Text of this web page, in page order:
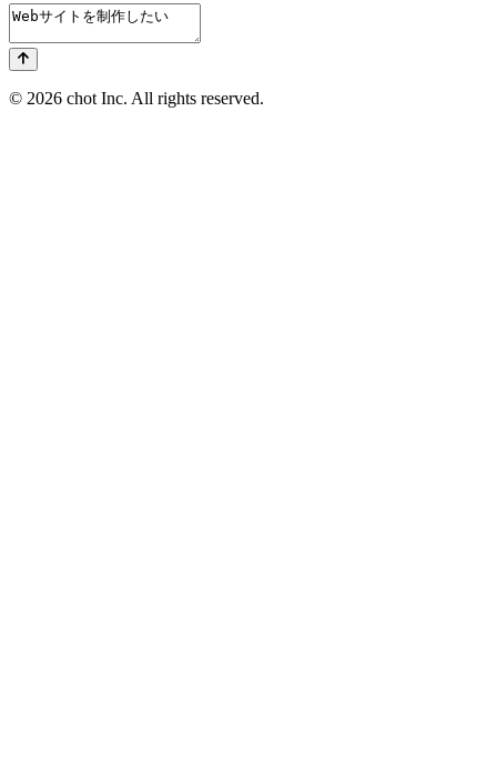
© 2026 chot Inc. All rights reserved.